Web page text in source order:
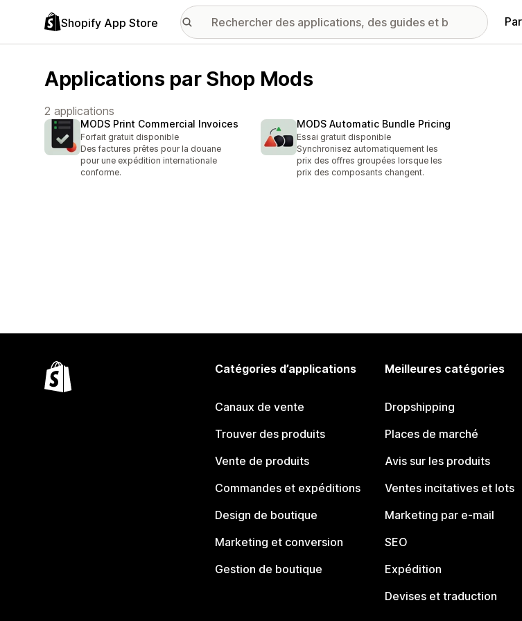
Shopify App Store
Applications par Shop Mods
2 applications
MODS Print Commercial Invoices
Forfait gratuit disponible
Des factures prêtes pour la douane
pour une expédition internationale
conforme.
MODS Automatic Bundle Pricing
Essai gratuit disponible
Synchronisez automatiquement les
prix des offres groupées lorsque les
prix des composants changent.
Catégories d’applications
Canaux de vente
Trouver des produits
Vente de produits
Commandes et expéditions
Design de boutique
Marketing et conversion
Gestion de boutique
Meilleures catégories
Dropshipping
Places de marché
Avis sur les produits
Ventes incitatives et lots
Marketing par e-mail
SEO
Expédition
Devises et traduction